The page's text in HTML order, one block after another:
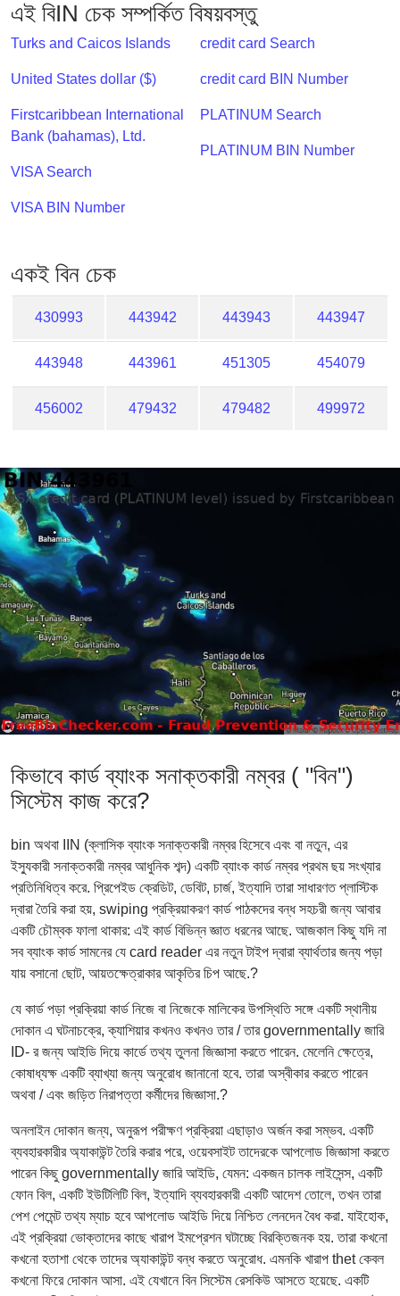
IP
Lookup
BIN
Checker
/
Validator
এই বিIN চেক সম্পর্কিত বিষয়বস্তু
Turks and Caicos Islands
United States dollar ($)
Firstcaribbean International
Bank (bahamas), Ltd.
VISA Search
VISA BIN Number
credit card Search
credit card BIN Number
PLATINUM Search
PLATINUM BIN Number
একই বিন চেক
430993 443942 443943 443947
443948 443961 451305 454079
456002 479432 479482 499972
কিভাবে কার্ড ব্যাংক সনাক্তকারী নম্বর ( "বিন")
সিস্টেম কাজ করে?
bin অথবা IIN (ক্লাসিক ব্যাংক সনাক্তকারী নম্বর হিসেবে এবং বা নতুন, এর
ইস্যুকারী সনাক্তকারী নম্বর আধুনিক শব্দ) একটি ব্যাংক কার্ড নম্বর প্রথম ছয় সংখ্যার
প্রতিনিধিত্ব করে. প্রিপেইড ক্রেডিট, ডেবিট, চার্জ, ইত্যাদি তারা সাধারণত প্লাস্টিক
দ্বারা তৈরি করা হয়, swiping প্রক্রিয়াকরণ কার্ড পাঠকদের বন্ধ সহচরী জন্য আবার
একটি চৌম্বক ফালা থাকার: এই কার্ড বিভিন্ন জ্ঞাত ধরনের আছে. আজকাল কিছু যদি না
সব ব্যাংক কার্ড সামনের যে card reader এর নতুন টাইপ দ্বারা ব্যার্থতার জন্য পড়া
যায় বসানো ছোট, আয়তক্ষেত্রাকার আকৃতির চিপ আছে.?
যে কার্ড পড়া প্রক্রিয়া কার্ড নিজে বা নিজেকে মালিকের উপস্থিতি সঙ্গে একটি স্থানীয়
দোকান এ ঘটনাচক্রে, ক্যাশিয়ার কখনও কখনও তার / তার governmentally জারি
ID- র জন্য আইডি দিয়ে কার্ডে তথ্য তুলনা জিজ্ঞাসা করতে পারেন. মেলেনি ক্ষেত্রে,
কোষাধ্যক্ষ একটি ব্যাখ্যা জন্য অনুরোধ জানানো হবে. তারা অস্বীকার করতে পারেন
অথবা / এবং জড়িত নিরাপত্তা কর্মীদের জিজ্ঞাসা.?
অনলাইন দোকান জন্য, অনুরূপ পরীক্ষণ প্রক্রিয়া এছাড়াও অর্জন করা সম্ভব. একটি
ব্যবহারকারীর অ্যাকাউন্ট তৈরি করার পরে, ওয়েবসাইট তাদেরকে আপলোড জিজ্ঞাসা করতে
পারেন কিছু governmentally জারি আইডি, যেমন: একজন চালক লাইসেন্স, একটি
ফোন বিল, একটি ইউটিলিটি বিল, ইত্যাদি ব্যবহারকারী একটি আদেশ তোলে, তখন তারা
পেশ পেমেন্ট তথ্য ম্যাচ হবে আপলোড আইডি দিয়ে নিশ্চিত লেনদেন বৈধ করা. যাইহোক,
এই প্রক্রিয়া ভোক্তাদের কাছে খারাপ ইমপ্রেশন ঘটাচ্ছে বিরক্তিজনক হয়. তারা কখনো
কখনো হতাশা থেকে তাদের অ্যাকাউন্ট বন্ধ করতে অনুরোধ. এমনকি খারাপ thet কেবল
কখনো ফিরে দোকান আসা. এই যেখানে বিন সিস্টেম রেসকিউ আসতে হয়েছে. একটি